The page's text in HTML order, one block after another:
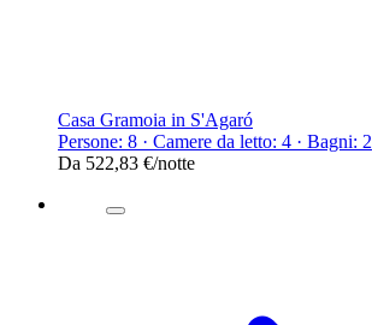
Casa Gramoia in S'Agaró
Persone: 8 · Camere da letto: 4 · Bagni: 2
Da 522,83 €/notte